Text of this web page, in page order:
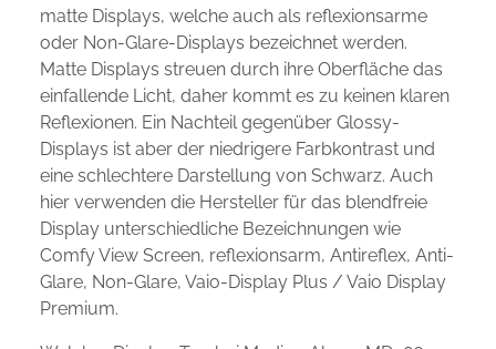
matte Displays, welche auch als reflexionsarme
oder Non-Glare-Displays bezeichnet werden.
Matte Displays streuen durch ihre Oberfläche das
einfallende Licht, daher kommt es zu keinen klaren
Reflexionen. Ein Nachteil gegenüber Glossy-
Displays ist aber der niedrigere Farbkontrast und
eine schlechtere Darstellung von Schwarz. Auch
hier verwenden die Hersteller für das blendfreie
Display unterschiedliche Bezeichnungen wie
Comfy View Screen, reflexionsarm, Antireflex, Anti-
Glare, Non-Glare, Vaio-Display Plus / Vaio Display
Premium.